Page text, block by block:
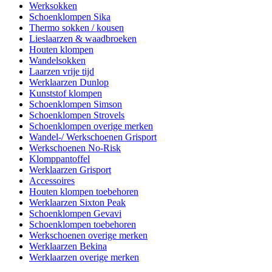
Werksokken
Schoenklompen Sika
Thermo sokken / kousen
Lieslaarzen & waadbroeken
Houten klompen
Wandelsokken
Laarzen vrije tijd
Werklaarzen Dunlop
Kunststof klompen
Schoenklompen Simson
Schoenklompen Strovels
Schoenklompen overige merken
Wandel-/ Werkschoenen Grisport
Werkschoenen No-Risk
Klomppantoffel
Werklaarzen Grisport
Accessoires
Houten klompen toebehoren
Werklaarzen Sixton Peak
Schoenklompen Gevavi
Schoenklompen toebehoren
Werkschoenen overige merken
Werklaarzen Bekina
Werklaarzen overige merken